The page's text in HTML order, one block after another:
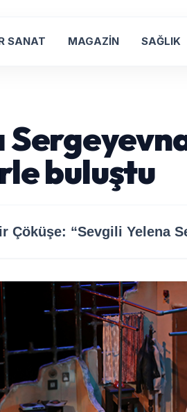
SANAT MAGAZİN SAĞLIK
buluştu
Çöküşe: “Sevgili Yelena